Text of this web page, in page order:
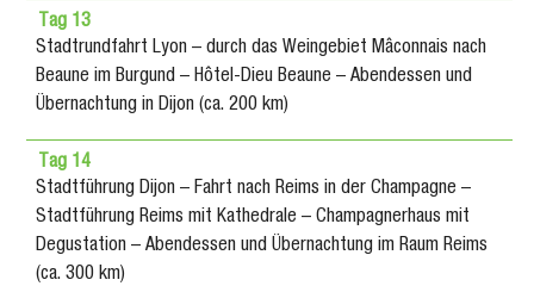
Tag 13
Stadtrundfahrt Lyon – durch das Weingebiet Mâconnais nach
Beaune im Burgund – Hôtel-Dieu Beaune – Abendessen und
Übernachtung in Dijon (ca. 200 km)
Tag 14
Stadtführung Dijon – Fahrt nach Reims in der Champagne –
Stadtführung Reims mit Kathedrale – Champagnerhaus mit
Degustation – Abendessen und Übernachtung im Raum Reims
(ca. 300 km)